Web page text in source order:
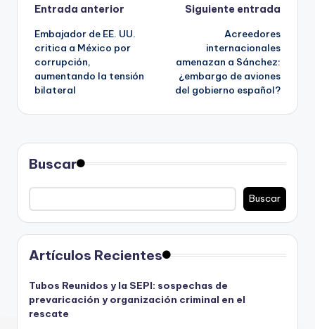
Navegación
de
entradas
Entrada anterior
Embajador de EE. UU.
critica a México por
corrupción,
aumentando la tensión
bilateral
Siguiente entrada
Acreedores
internacionales
amenazan a Sánchez:
¿embargo de aviones
del gobierno español?
Buscar
Buscar
Artículos Recientes
Tubos Reunidos y la SEPI: sospechas de
prevaricación y organización criminal en el
rescate